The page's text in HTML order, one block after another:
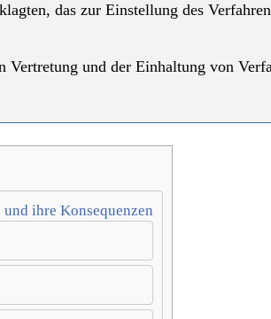
das zur Einstellung des
und der Einhaltung von
ihre Konsequenzen